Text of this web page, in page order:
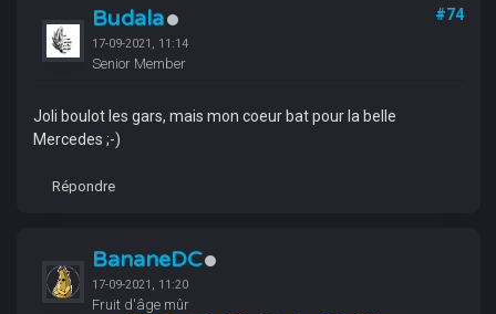
Budala
17-09-2021, 11:14
Senior Member
#74
Joli boulot les gars, mais mon coeur bat pour la belle
Mercedes ;-)
Répondre
BananeDC
17-09-2021, 11:20
Fruit d'âge mûr